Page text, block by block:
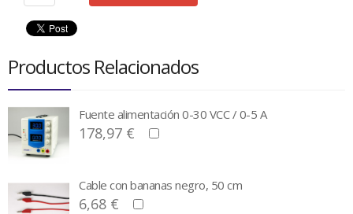
Productos Relacionados
Fuente alimentación 0-30 VCC / 0-5 A
178,97 €
Cable con bananas negro, 50 cm
6,68 €